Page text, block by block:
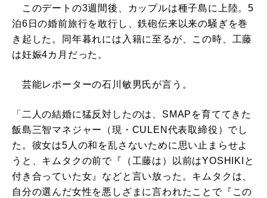
このデートの3週間後、カップルは種子島に上陸。5
泊6日の婚前旅行を敢行し、鉄砲伝来以来の騒ぎを巻
き起した。同年暮れには入籍に至るが、この時、工藤
は妊娠4カ月だった。
芸能レポーターの石川敏男氏が言う。
「二人の結婚に猛反対したのは、SMAPを育ててきた
飯島三智マネジャー（現・CULEN代表取締役）でし
た。彼女は5人の和を乱さないために思い止まらせよ
うと、キムタクの前で『（工藤は）以前はYOSHIKIと
付き合っていた女』などと言い放った。キムタクは、
自分の選んだ女性を悪しざまに言われたことで『この